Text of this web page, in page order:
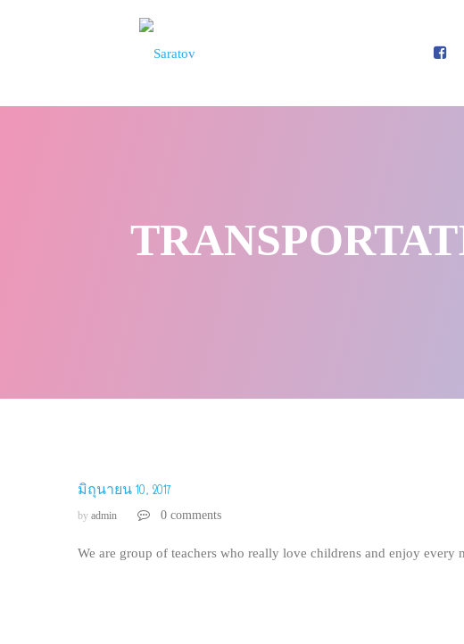
มิถุนายน 10, 2017
by admin 0 comments
We are group of teachers who really love childrens and enjoy every